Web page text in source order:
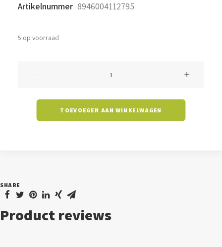
Artikelnummer 8946004112795
5 op voorraad
Light
TOEVOEGEN AAN WINKELWAGEN
SHARE
Product reviews